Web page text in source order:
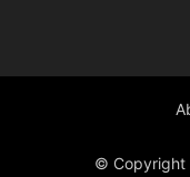
© Copyright